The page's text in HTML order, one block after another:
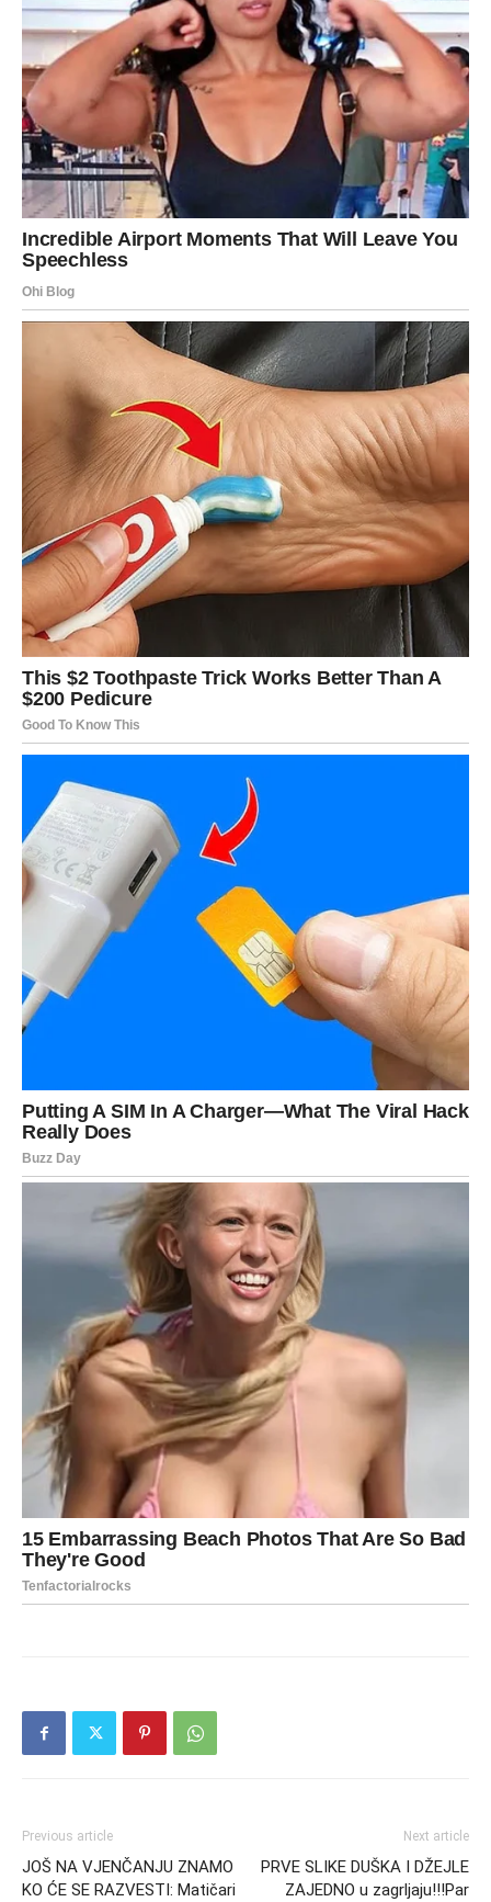
Previous article
JOŠ NA VJENČANJU ZNAMO
KO ĆE SE RAZVESTI: Matičari
Next article
PRVE SLIKE DUŠKA I DŽEJLE
ZAJEDNO u zagrljaju!!!Par